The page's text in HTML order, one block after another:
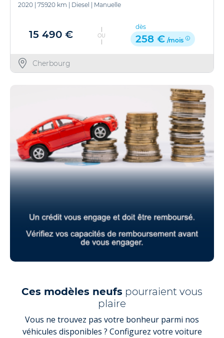
2020 | 75920 km | Diesel | Manuelle
15 490 € OU
dès
258 € /mois
Cherbourg
Ces modèles neufs pourraient vous
plaire
Vous ne trouvez pas votre bonheur parmi nos
véhicules disponibles ? Configurez votre voiture